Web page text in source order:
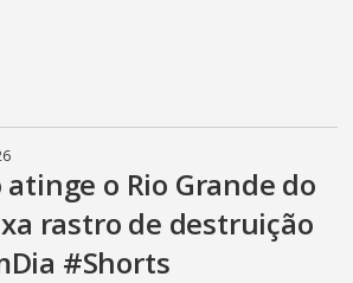
o Rio Grande do
rastro de destruição
#Shorts